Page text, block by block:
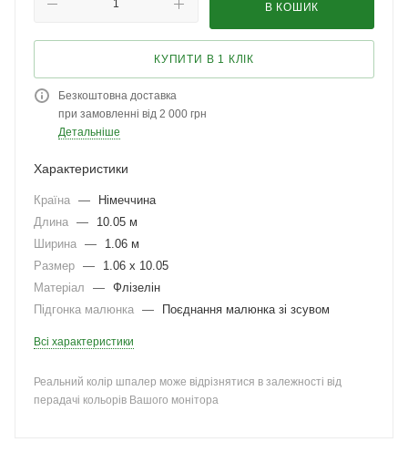
В КОШИК
КУПИТИ В 1 КЛІК
Безкоштовна доставка
при замовленні від 2 000 грн
Детальніше
Характеристики
Країна —
Німеччина
Длина —
10.05 м
Ширина —
1.06 м
Размер —
1.06 x 10.05
Матеріал
— Флізелін
Підгонка малюнка — Поєднання малюнка зі зсувом
Всі характеристики
Реальний колір шпалер може відрізнятися в залежності від
перадачі кольорів Вашого монітора